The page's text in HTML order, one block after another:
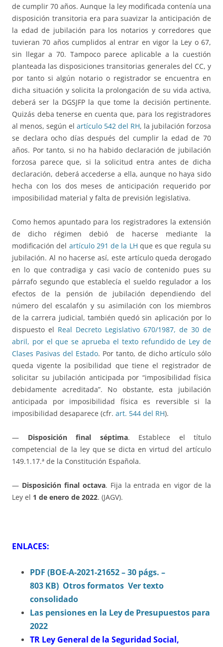
de cumplir 70 años. Aunque la ley modificada contenía una
disposición transitoria era para suavizar la anticipación de
la edad de jubilación para los notarios y corredores que
tuvieran 70 años cumplidos al entrar en vigor la Ley o 67,
sin llegar a 70. Tampoco parece aplicable a la cuestión
planteada las disposiciones transitorias generales del CC, y
por tanto si algún notario o registrador se encuentra en
dicha situación y solicita la prolongación de su vida activa,
deberá ser la DGSJFP la que tome la decisión pertinente.
Quizás deba tenerse en cuenta que, para los registradores
al menos, según el artículo 542 del RH, la jubilación forzosa
se declara ocho días después del cumplir la edad de 70
años. Por tanto, si no ha habido declaración de jubilación
forzosa parece que, si la solicitud entra antes de dicha
declaración, deberá accederse a ella, aunque no haya sido
hecha con los dos meses de anticipación requerido por
imposibilidad material y falta de previsión legislativa.
Como hemos apuntado para los registradores la extensión
de dicho régimen debió de hacerse mediante la
modificación del artículo 291 de la LH que es que regula su
jubilación. Al no hacerse así, este artículo queda derogado
en lo que contradiga y casi vacío de contenido pues su
párrafo segundo que establecía el sueldo regulador a los
efectos de la pensión de jubilación dependiendo del
número del escalafón y su asimilación con los miembros
de la carrera judicial, también quedó sin aplicación por lo
dispuesto el Real Decreto Legislativo 670/1987, de 30 de
abril, por el que se aprueba el texto refundido de Ley de
Clases Pasivas del Estado. Por tanto, de dicho artículo sólo
queda vigente la posibilidad que tiene el registrador de
solicitar su jubilación anticipada por “imposibilidad física
debidamente acreditada”. No obstante, esta jubilación
anticipada por imposibilidad física es reversible si la
imposibilidad desaparece (cfr. art. 544 del RH).
— Disposición final séptima. Establece el título
competencial de la ley que se dicta en virtud del artículo
149.1.17.ª de la Constitución Española.
— Disposición final octava. Fija la entrada en vigor de la
Ley el 1 de enero de 2022. (JAGV).
ENLACES:
PDF (BOE-A-2021-21652 – 30 págs. –
803 KB) Otros formatos Ver texto
consolidado
Las pensiones en la Ley de Presupuestos para
2022
TR Ley General de la Seguridad Social,